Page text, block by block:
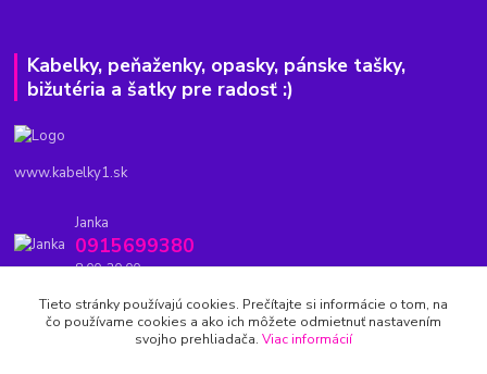
Kabelky, peňaženky, opasky, pánske tašky,
bižutéria a šatky pre radosť :)
www.kabelky1.sk
Janka
0915699380
8.00-20.00
kabelky1.sk@gmail.com
Tieto stránky používajú cookies. Prečítajte si informácie o tom, na
čo používame cookies a ako ich môžete odmietnuť nastavením
svojho prehliadača. Viac informácií